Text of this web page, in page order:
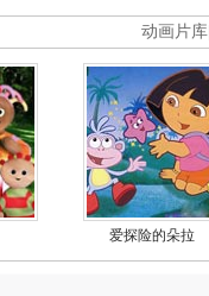
动画片库
爱探险的朵拉